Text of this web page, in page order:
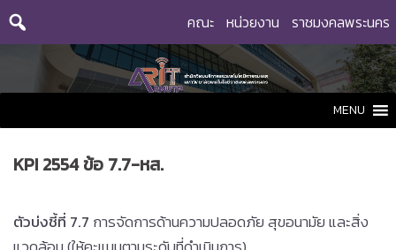
Skip
คณะ หน่วยงาน ราชมงคลพระนคร
MENU
KPI 2554 ข้อ 7.7-หส.
ตัวบ่งชี้ที่ 7.7 การจัดการด้านความปลอดภัย สุขอนามัย และสิ่ง